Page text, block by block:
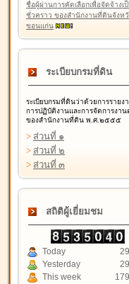
ชื่อผู้ผ่านการคัดเลือกเพื่อจัดจ้างเ
ชั่วคราว ของสำนักงานที่ดินจังห
ขอนแก่น
ระเบียบกรมที่ดิน
ระเบียบกรมที่ดินว่าด้วยการรายง
การปฏิบัติงานและการจัดการงาน
ของสำนักงานที่ดิน พ.ศ.๒๕๕๕
> ส่วนที่ ๑
> ส่วนที่ ๒
> ส่วนที่ ๓
สถิติผู้เยี่ยมชม
Today
Yesterday
This week